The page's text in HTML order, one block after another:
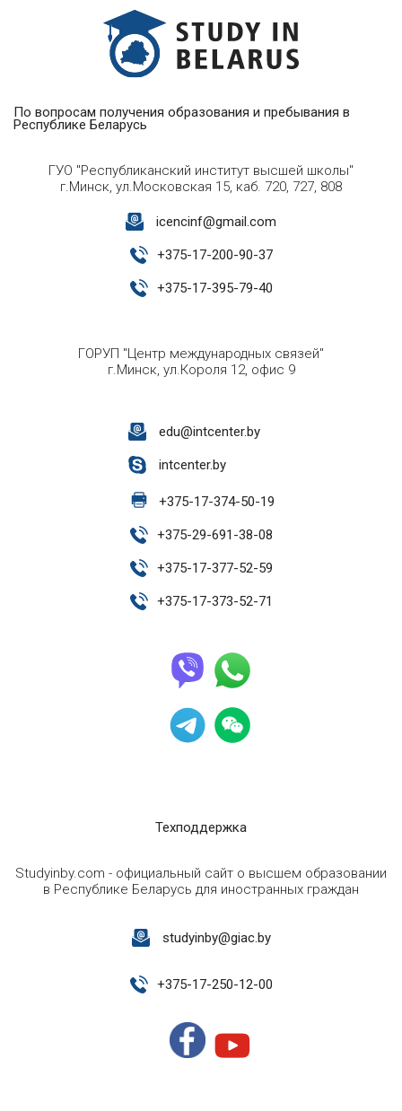
По вопросам получения образования и пребывания в
Республике Беларусь
ГУО "Республиканский институт высшей школы"
г.Минск, ул.Московская 15, каб. 720, 727, 808
icencinf@gmail.com
+375-17-200-90-37
+375-17-395-79-40
ГОРУП "Центр международных связей"
г.Минск, ул.Короля 12, офис 9
edu@intcenter.by
intcenter.by
+375-17-374-50-19
+375-29-691-38-08
+375-17-377-52-59
+375-17-373-52-71
Техподдержка
Studyinby.com - официальный сайт о высшем образовании
в Республике Беларусь для иностранных граждан
studyinby@giac.by
+375-17-250-12-00